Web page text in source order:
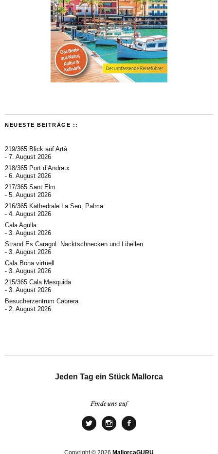
NEUESTE BEITRÄGE ::
219/365 Blick auf Artà
7. August 2026
218/365 Port d’Andratx
6. August 2026
217/365 Sant Elm
5. August 2026
216/365 Kathedrale La Seu, Palma
4. August 2026
Cala Agulla
3. August 2026
Strand Es Caragol: Nacktschnecken und Libellen
3. August 2026
Cala Bona virtuell
3. August 2026
215/365 Cala Mesquida
3. August 2026
Besucherzentrum Cabrera
2. August 2026
Jeden Tag ein Stück Mallorca
Finde uns auf
Copyright © 2026 MallorcaGURU